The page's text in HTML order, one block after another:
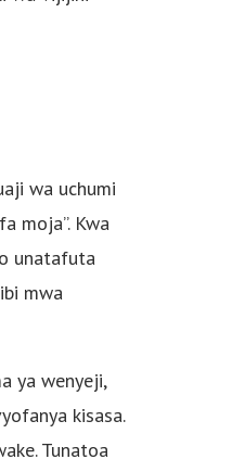
wa uchumi
moja”. Kwa
unatafuta
mwa
ya wenyeji,
kisasa.
Tunatoa